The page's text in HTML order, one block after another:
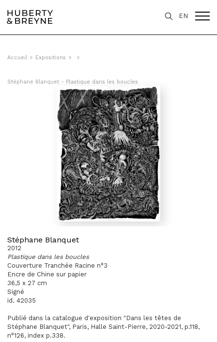
EN
Accueil > Expositions > >
Stéphane Blanquet - Plastique dans les boucles
Stéphane Blanquet
2012
Plastique dans les boucles
Couverture Tranchée Racine n°3
Encre de Chine sur papier
36,5 x 27 cm
Signé
id. 42035
Publié dans la catalogue d'exposition "Dans les têtes de
Stéphane Blanquet", Paris, Halle Saint-Pierre, 2020-2021, p.118,
n°126, index p.338.